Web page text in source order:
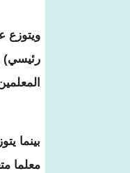
معلما